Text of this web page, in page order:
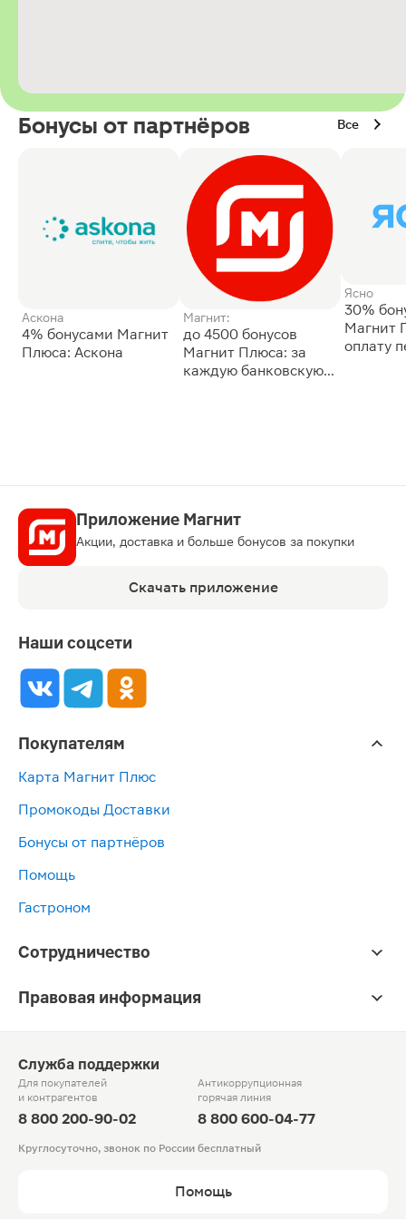
Бонусы от партнёров Все
Аскона
4% бонусами Магнит
Плюса: Аскона
Магнит:
до 4500 бонусов
Магнит Плюса: за
каждую банковскую
Ясно
30%
Магнит
оплату
Приложение Магнит
Акции, доставка и больше бонусов за покупки
Скачать приложение
Наши соцсети
Покупателям
Карта Магнит Плюс
Промокоды Доставки
Бонусы от партнёров
Помощь
Гастроном
Сотрудничество
Правовая информация
Служба поддержки
Для покупателей
и контрагентов
8 800 200-90-02
Антикоррупционная
горячая линия
8 800 600-04-77
Круглосуточно, звонок по России бесплатный
Помощь